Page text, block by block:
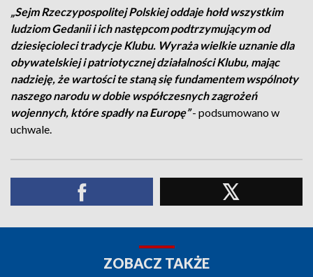
„Sejm Rzeczypospolitej Polskiej oddaje hołd wszystkim
ludziom Gedanii i ich następcom podtrzymującym od
dziesięcioleci tradycje Klubu. Wyraża wielkie uznanie dla
obywatelskiej i patriotycznej działalności Klubu, mając
nadzieję, że wartości te staną się fundamentem wspólnoty
naszego narodu w dobie współczesnych zagrożeń
wojennych, które spadły na Europę”- podsumowano w
uchwale.
ZOBACZ TAKŻE